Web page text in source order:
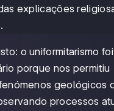
explicações
o uniformitarismo foi
porque nos permitiu
geológicos
processos